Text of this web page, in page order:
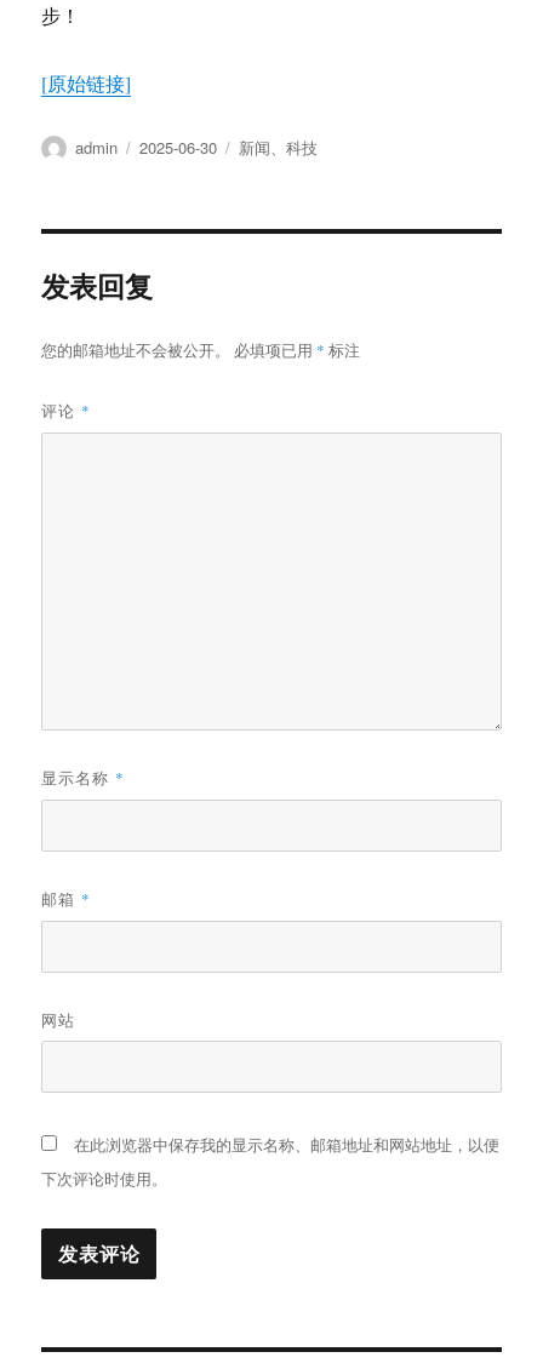
步！
[原始链接]
作
admin
发
2025-06-30
分
新闻 、科技
发表回复
您的邮箱地址不会被公开。 必填项已用 * 标注
评论 *
显示名称 *
邮箱 *
网站
在此浏览器中保存我的显示名称、邮箱地址和网站地址，以便
下次评论时使用。